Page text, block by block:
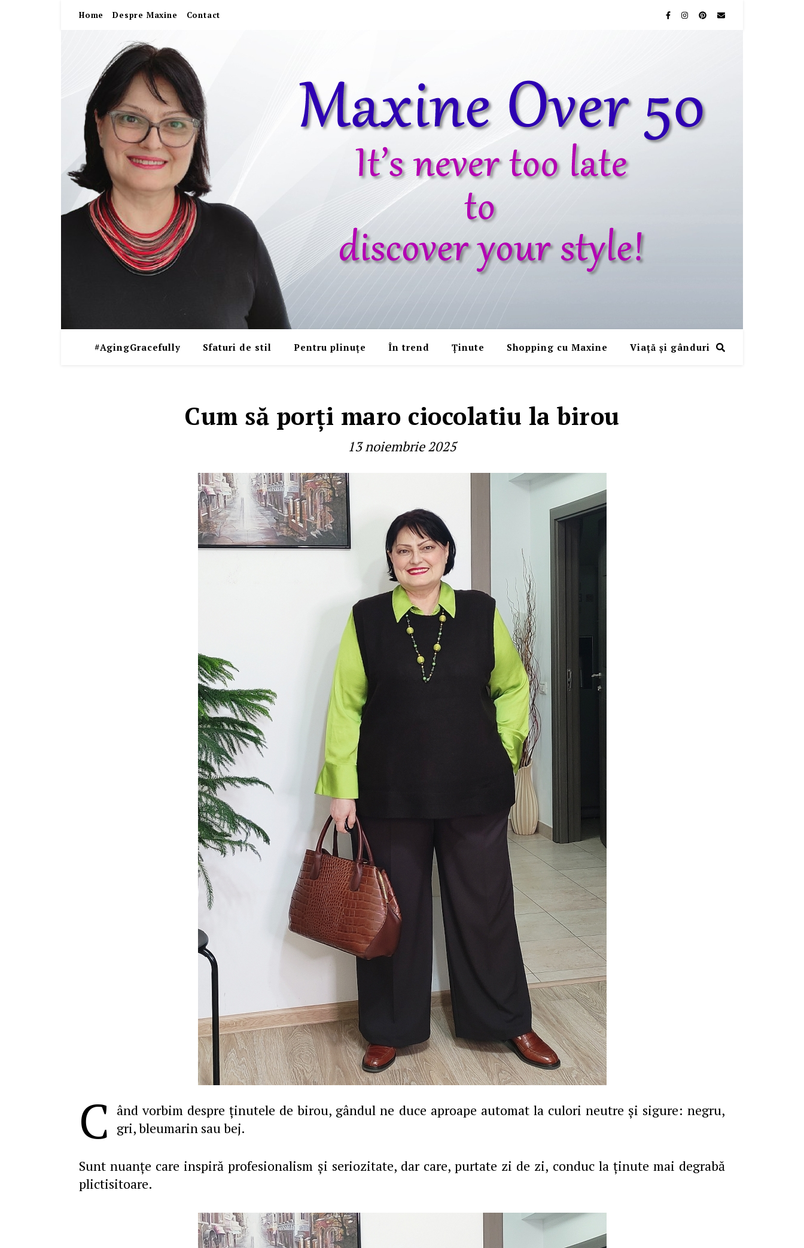
Home Despre Maxine Contact
#AgingGracefully Sfaturi de stil Pentru plinuțe În trend Ținute Shopping cu Maxine Viaţă şi gânduri
Cum să porţi maro ciocolatiu la birou
13 noiembrie 2025
C ând vorbim despre ţinutele de birou, gândul ne duce aproape automat la culori neutre şi sigure: negru,
gri, bleumarin sau bej.
Sunt nuanţe care inspiră profesionalism şi seriozitate, dar care, purtate zi de zi, conduc la ţinute mai degrabă
plictisitoare.